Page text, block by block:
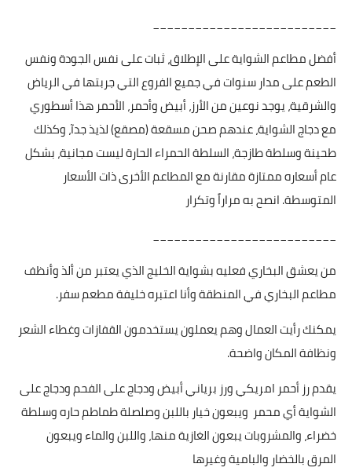
__________________________
أفضل مطاعم الشواية على الإطلاق، ثبات على نفس الجودة ونفس
الطعم على مدار سنوات في جميع الفروع التي جربتها في الرياض
والشرقية، يوجد نوعين من الأرز، أبيض وأحمر، الأحمر هذا أسطوري
مع دجاج الشواية، عندهم صحن مسقعة (مصقع) لذيذ جدآ، وكذلك
طحينة وسلطة طازجة، السلطة الحمراء الحارة ليست مجانية، بشكل
عام أسعاره ممتازة مقارنة مع المطاعم الأخرى ذات الأسعار
المتوسطة. انصح به مراراً وتكرار
__________________________
من يعشق البخاري فعليه بشواية الخليج الذي يعتبر من ألذ وأنظف
مطاعم البخاري في المنطقة وأنا اعتبره خليفة مطعم سفر.
يمكنك رأيت العمال وهم يعملون يستخدمون القفازات وغطاء الشعر
ونظافة المكان واضحة.
يقدم رز أحمر امريكي ورز برياني أبيض ودجاج على الفحم ودجاج على
الشواية أي محمر ويبعون خيار باللبن وصلصلة طماطم حاره وسلطة
خضراء، والمشروبات يبعون الغازية منها، واللبن والماء ويبعون
المرق بالخضار والبامية وغيرها